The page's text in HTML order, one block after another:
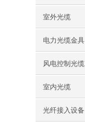
室外光缆
电力光缆金具
风电控制光缆
室内光缆
光纤接入设备